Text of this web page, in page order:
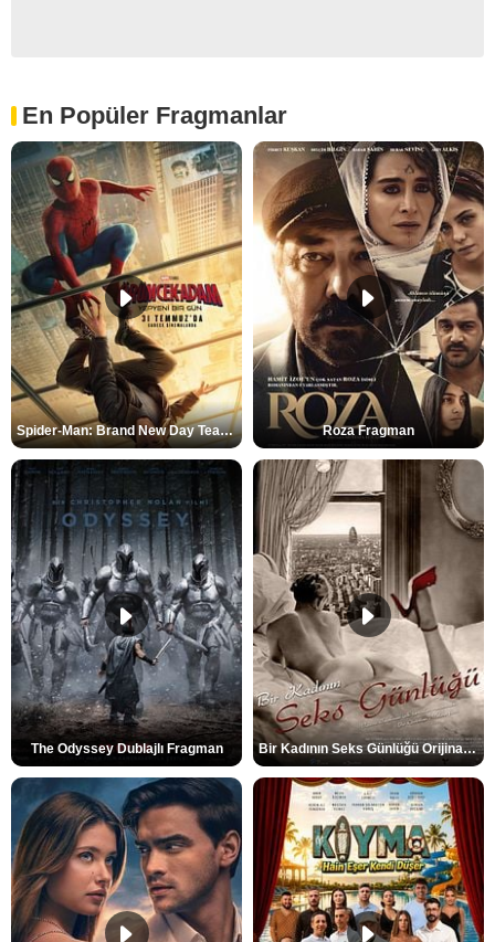
En Popüler Fragmanlar
Spider-Man: Brand New Day Teaser Roza Fragman
The Odyssey Dublajlı Fragman Bir Kadının Seks Günlüğü Orijinal Fragman